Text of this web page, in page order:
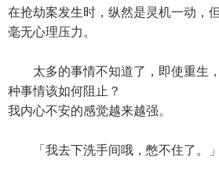
在抢劫案发生时，纵然是灵机一动，
毫无心理压力。
太多的事情不知道了，即使重生
种事情该如何阻止？
我内心不安的感觉越来越强。
「我去下洗手间哦，憋不住了。」